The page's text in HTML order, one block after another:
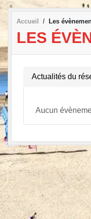
Accueil Les
LES
Actualités du
Aucun